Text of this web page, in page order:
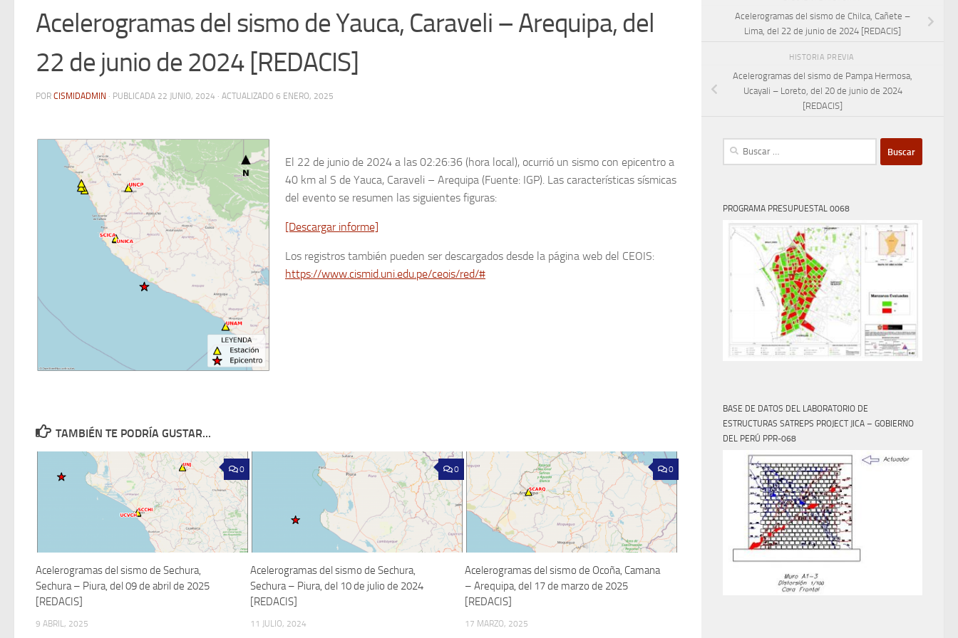
Acelerogramas del sismo de Yauca, Caraveli – Arequipa, del
22 de junio de 2024 [REDACIS]
POR CISMIDADMIN · PUBLICADA 22 JUNIO, 2024 · ACTUALIZADO 6 ENERO, 2025
El 22 de junio de 2024 a las 02:26:36 (hora local), ocurrió un sismo con epicentro a
40 km al S de Yauca, Caraveli – Arequipa (Fuente: IGP). Las características sísmicas
del evento se resumen las siguientes figuras:
[Descargar informe]
Los registros también pueden ser descargados desde la página web del CEOIS:
https://www.cismid.uni.edu.pe/ceois/red/#
TAMBIÉN TE PODRÍA GUSTAR...
0
Acelerogramas del sismo de Sechura,
Sechura – Piura, del 09 de abril de 2025
[REDACIS]
9 ABRIL, 2025
0
Acelerogramas del sismo de Sechura,
Sechura – Piura, del 10 de julio de 2024
[REDACIS]
11 JULIO, 2024
0
Acelerogramas del sismo de Ocoña, Camana
– Arequipa, del 17 de marzo de 2025
[REDACIS]
17 MARZO, 2025
Acelerogramas del sismo de Chilca, Cañete –
Lima, del 22 de junio de 2024 [REDACIS]
HISTORIA PREVIA
Acelerogramas del sismo de Pampa Hermosa,
Ucayali – Loreto, del 20 de junio de 2024
[REDACIS]
Buscar:
PROGRAMA PRESUPUESTAL 0068
BASE DE DATOS DEL LABORATORIO DE
ESTRUCTURAS SATREPS PROJECT JICA – GOBIERNO
DEL PERÚ PPR-068